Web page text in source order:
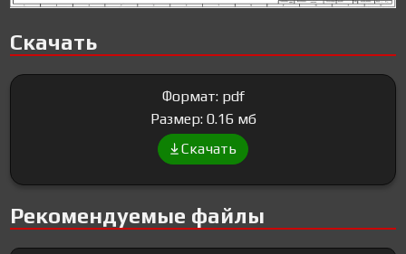
Скачать
Формат: pdf
Размер: 0.16 мб
Скачать
Рекомендуемые файлы